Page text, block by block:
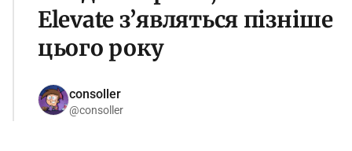
Elevate з’являться пізніше
цього року
consoller
@consoller